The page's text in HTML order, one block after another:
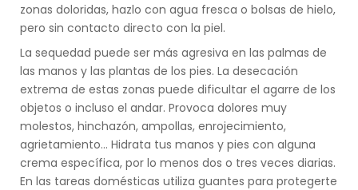
zonas doloridas, hazlo con agua fresca o bolsas de hielo,
pero sin contacto directo con la piel.
La sequedad puede ser más agresiva en las palmas de
las manos y las plantas de los pies. La desecación
extrema de estas zonas puede dificultar el agarre de los
objetos o incluso el andar. Provoca dolores muy
molestos, hinchazón, ampollas, enrojecimiento,
agrietamiento... Hidrata tus manos y pies con alguna
crema específica, por lo menos dos o tres veces diarias.
En las tareas domésticas utiliza guantes para protegerte